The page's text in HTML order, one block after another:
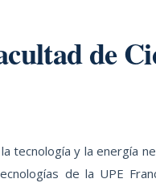
de
tecnología y la energía
de la UPE